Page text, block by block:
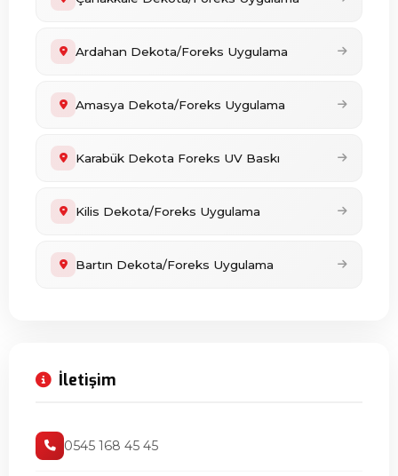
Ardahan Dekota/Foreks Uygulama
Amasya Dekota/Foreks Uygulama
Karabük Dekota Foreks UV Baskı
Kilis Dekota/Foreks Uygulama
Bartın Dekota/Foreks Uygulama
İletişim
0545 168 45 45